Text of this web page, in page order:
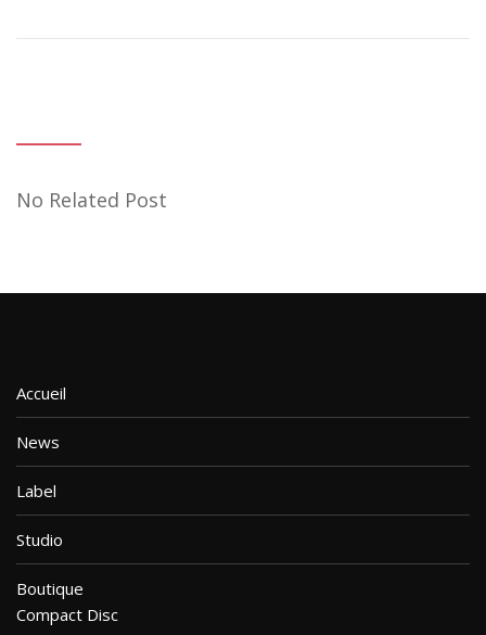
l’article
No Related Post
Accueil
News
Label
Studio
Boutique
Compact Disc